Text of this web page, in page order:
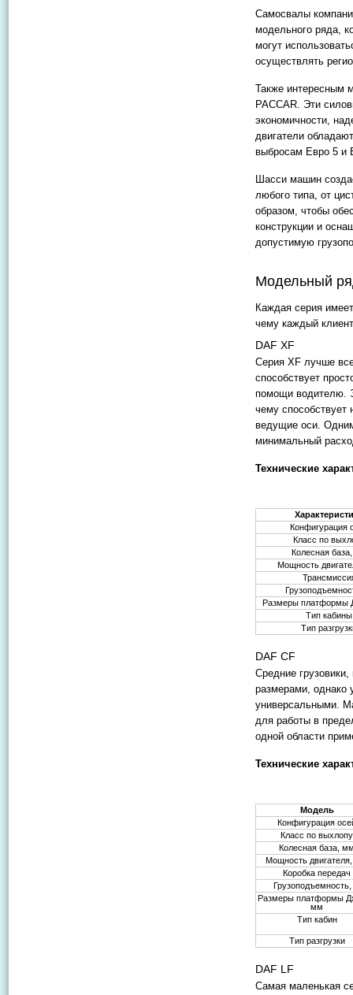
Самосвалы
модельного ряда,
могут
осуществлять
Также интересным
PACCAR. Эти
экономичности,
двигатели
выбросам Евро 5 и
Шасси машин
любого типа, от
образом, чтобы
конструкции и
допустимую
Модельный
Каждая серия
чему каждый
DAF XF
Серия XF лучше
способствует
помощи водителю.
чему способствует
ведущие оси.
минимальный
Технические
Конфигурация
Класс по
Колесная
Мощность
Размеры
Тип кабины
Тип
DAF CF
Средние
размерами, однако
универсальными.
для работы в
одной области
Технические
Модель
Конфигурация
Класс по выхлопу
Колесная база,
Мощность
Коробка передач
Грузоподъемность,
Размеры платформы
мм
Тип кабин
Тип разгрузки
DAF LF
Самая маленькая